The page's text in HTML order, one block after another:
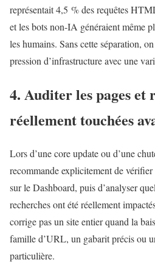
représentait 4,5 % des requêtes
et les bots non-IA généraient même
les humains. Sans cette séparation,
pression d’infrastructure avec une
4. Auditer les pages et
réellement touchées
Lors d’une core update ou d’une
recommande explicitement de
sur le Dashboard, puis d’analyser
recherches ont été réellement
corrige pas un site entier quand la
famille d’URL, un gabarit précis ou
particulière.